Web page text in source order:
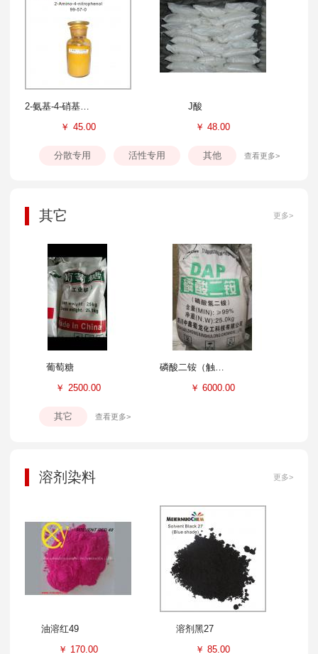
￥ 45.00
J酸
￥ 48.00
分散专用 活性专用 其他 查看更多>
其它 更多>
葡萄糖
￥ 2500.00
磷酸二铵（触媒）
￥ 6000.00
其它 查看更多>
溶剂染料 更多>
油溶红49
￥ 170.00
溶剂黑27
￥ 85.00